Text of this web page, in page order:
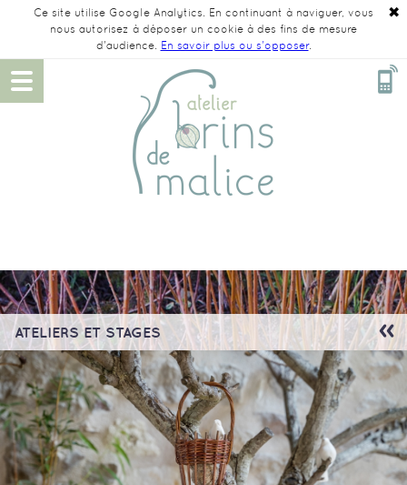
✖
Ce site utilise Google Analytics. En continuant à naviguer, vous
nous autorisez à déposer un cookie à des fins de mesure
d'audience. En savoir plus ou s'opposer.
ATELIERS ET STAGES